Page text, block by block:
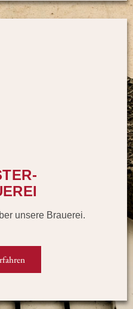
unsere Brauerei.